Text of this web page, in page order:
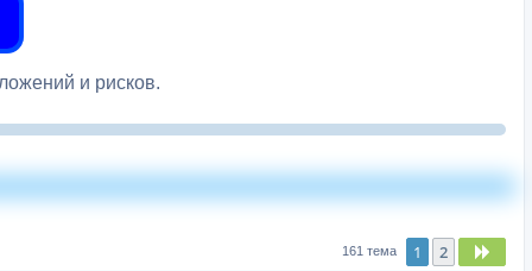
и рисков.
161 тема 1 2